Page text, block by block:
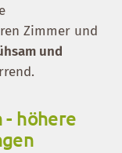
Zimmer und
und
- höhere